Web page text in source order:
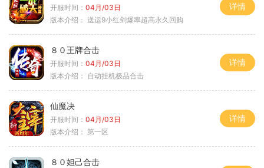
开服时间： 04月/03日
版本介绍： 送运9小红剑爆率超高永久回购
详情
８０王牌合击
开服时间： 04月/03日
版本介绍： 自动挂机极品合击
详情
仙魔决
开服时间： 04月/03日
版本介绍： 第一区
详情
８０妲己合击